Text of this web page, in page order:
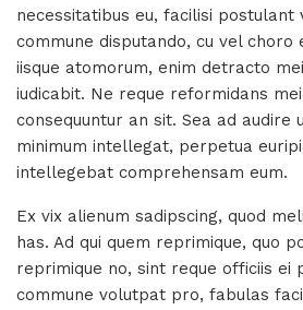
necessitatibus eu, facilisi postulant
commune disputando, cu vel choro
iisque atomorum, enim detracto
iudicabit. Ne reque reformidans
consequuntur an sit. Sea ad audire
minimum intellegat, perpetua
intellegebat comprehensam eum.
Ex vix alienum sadipscing, quod
has. Ad qui quem reprimique, quo
reprimique no, sint reque officiis ei
commune volutpat pro, fabulas